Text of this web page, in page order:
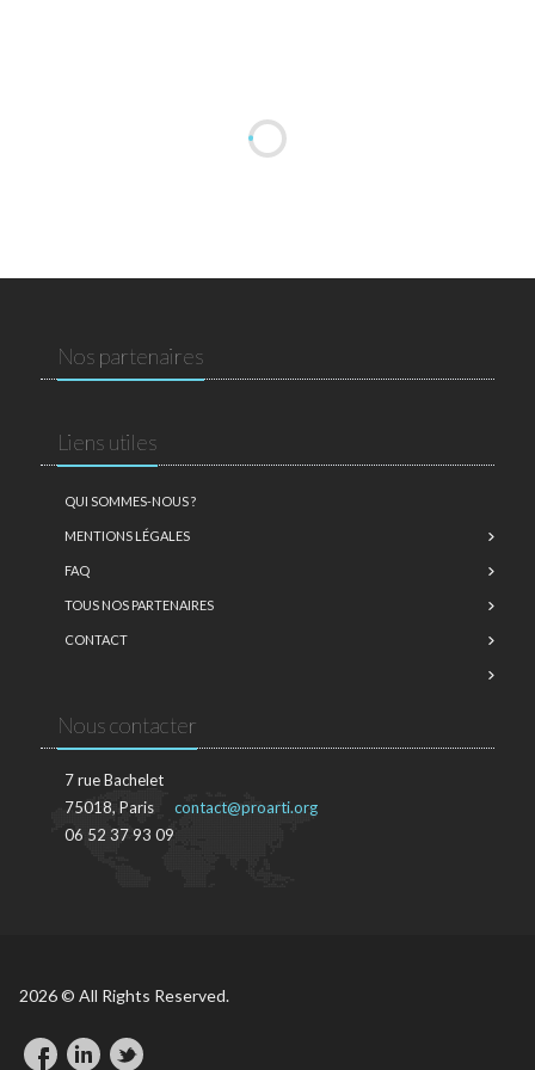
Nos partenaires
Liens utiles
QUI SOMMES-NOUS ?
MENTIONS LÉGALES
FAQ
TOUS NOS PARTENAIRES
CONTACT
Nous contacter
7 rue Bachelet
75018, Paris
06 52 37 93 09
contact@proarti.org
2026 © All Rights Reserved.